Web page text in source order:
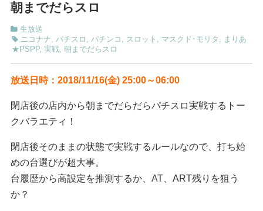
朝までだらスロ
生放送
ニコナナ
パチスロ パチンコ スロット マスクド･モリタ
まりあ
★PSPP, 実戦, 朝までだらスロ
放送日時：2018/11/16(金) 25:00～06:00
閉店後の店内から朝までだらだらパチスロ実戦するトー
クバラエティ！
閉店後そのままの状態で実戦するルールなので、打ち始
めの台選びが超大事。
台履歴から高設定を推測するか、AT、ART残りを狙う
か？